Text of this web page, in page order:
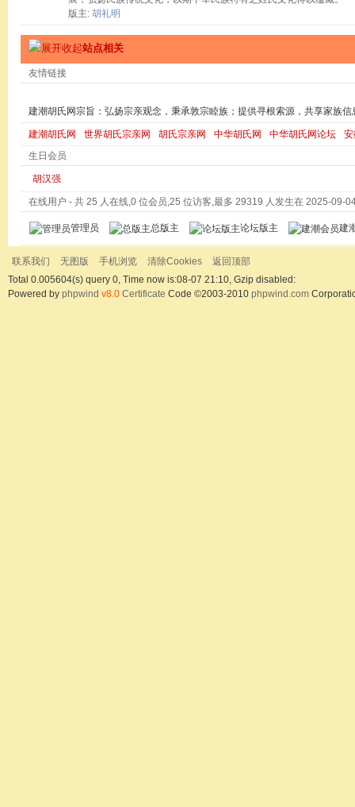
版主: 胡礼明
站点相关
友情链接
建潮胡氏网宗旨：弘扬宗亲观念，秉承敦宗睦族；提供寻根索源，共享家族信
建潮胡氏网 世界胡氏宗亲网 胡氏宗亲网 中华胡氏网 中华胡氏网论坛
生日会员
胡汉强
在线用户 - 共 25 人在线,0 位会员,25 位访客,最多 29319 人发生在 2025-09-
管理员 总版主 论坛版主 建
联系我们 无图版 手机浏览 清除Cookies
返回顶部
Total 0.005604(s) query 0, Time now is:08-07 21:10, Gzip disabled:
Powered by phpwind v8.0 Certificate Code ©2003-2010 phpwind.com